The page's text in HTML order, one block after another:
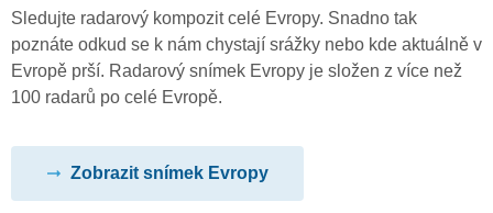
Sledujte radarový kompozit celé Evropy. Snadno tak
poznáte odkud se k nám chystají srážky nebo kde aktuálně v
Evropě prší. Radarový snímek Evropy je složen z více než
100 radarů po celé Evropě.
Zobrazit snímek Evropy